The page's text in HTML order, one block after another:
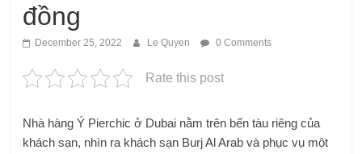
đồng
December 25, 2022 Le Quyen 0 Comments
Rate this post
Nhà hàng Ý Pierchic ở Dubai nằm trên bến tàu riêng của
khách sạn, nhìn ra khách sạn Burj Al Arab và phục vụ một